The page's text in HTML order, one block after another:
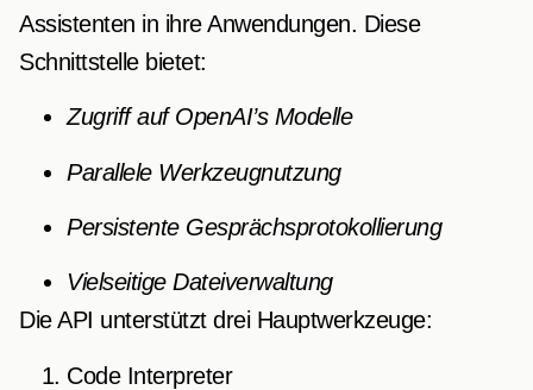
Assistenten in ihre Anwendungen. Diese
Schnittstelle bietet:
Zugriff auf OpenAI’s Modelle
Parallele Werkzeugnutzung
Persistente Gesprächsprotokollierung
Vielseitige Dateiverwaltung
Die API unterstützt drei Hauptwerkzeuge:
Code Interpreter